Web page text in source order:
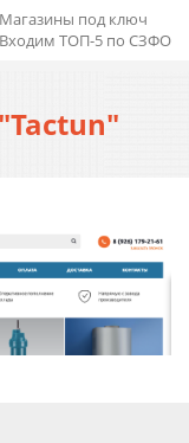
Магазины под ключ
Входим ТОП-5 по СЗФО